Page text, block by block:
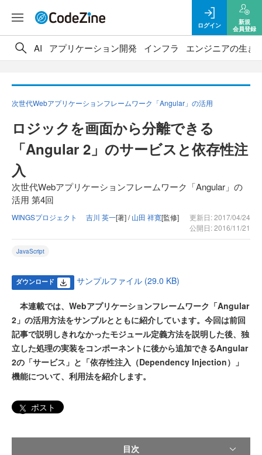
ログイン
新規
会員登録
AI アプリケーション開発 インフラ エンジニアの生き
次世代Webアプリケーションフレームワーク「Angular」の活用
ロジックを画面から分離できる
「Angular 2」のサービスと依存性注
入
次世代Webアプリケーションフレームワーク「Angular」の
活用 第4回
WINGSプロジェクト 吉川 英一[著] /山田 祥寛[監修]
更新日: 2017/04/24
公開日: 2016/11/21
JavaScript
ダウンロード サンプルファイル (29.0 KB)
本連載では、Webアプリケーションフレームワーク「Angular
2」の活用方法をサンプルとともに紹介しています。今回は前回
記事で説明しきれなかったモジュール定義方法を説明した後、独
立した処理の実装をコンポーネントに後から追加できるAngular
2の「サービス」と「依存性注入（Dependency Injection）」
機能について、利用法を紹介します。
ポスト
目次